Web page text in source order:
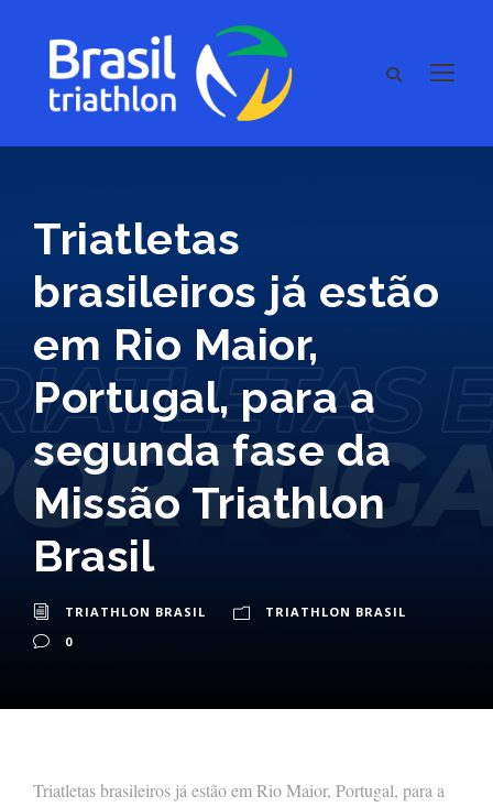
Triatletas
brasileiros já estão
em Rio Maior,
Portugal, para a
segunda fase da
Missão Triathlon
Brasil
TRIATHLON BRASIL
TRIATHLON BRASIL
0
Triatletas brasileiros já estão em Rio Maior, Portugal, para a